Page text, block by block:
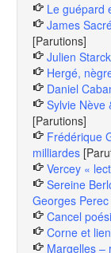
Le guépard
James
[Parutions]
Julien
Hergé,
Daniel
Sylvie Nève
[Parutions]
Frédérique
milliardes
Vercey «
Sereine
Georges Perec
Cancel
Corne et
Margelles –